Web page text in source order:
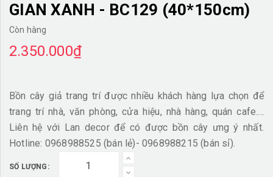
GIAN XANH - BC129 (40*150cm)
Còn hàng
2.350.000₫
Bồn cây giả trang trí được nhiều khách hàng lựa chọn để
trang trí nhà, văn phòng, cửa hiệu, nhà hàng, quán cafe....
Liên hệ với Lan decor để có được bồn cây ưng ý nhất.
Hotline: 0968988525 (bán lẻ)- 0968988215 (bán sỉ).
SỐ LƯỢNG: